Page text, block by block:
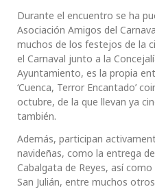
Durante el encuentro se ha
Asociación Amigos del
muchos de los festejos de la
el Carnaval junto a la
Ayuntamiento, es la propia
‘Cuenca, Terror Encantado’
octubre, de la que llevan ya
también.
Además, participan
navideñas, como la entrega
Cabalgata de Reyes, así
San Julián, entre muchos